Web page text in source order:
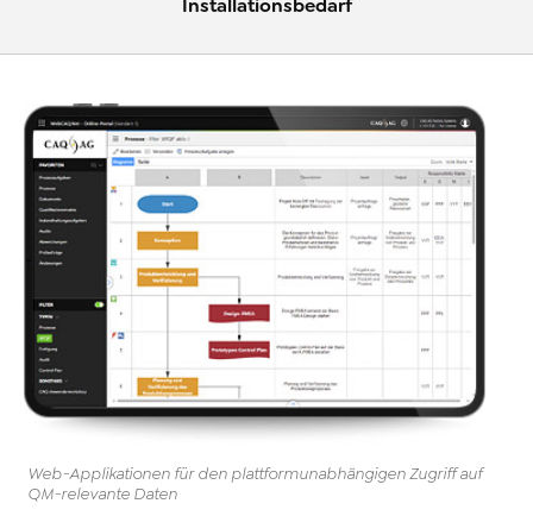
Installationsbedarf
Web-Applikationen für den plattformunabhängigen Zugriff auf
QM-relevante Daten